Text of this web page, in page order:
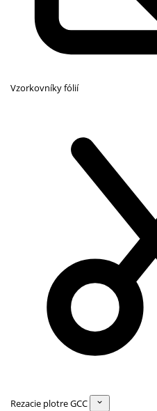
Vzorkovníky fólií
Rezacie plotre GCC